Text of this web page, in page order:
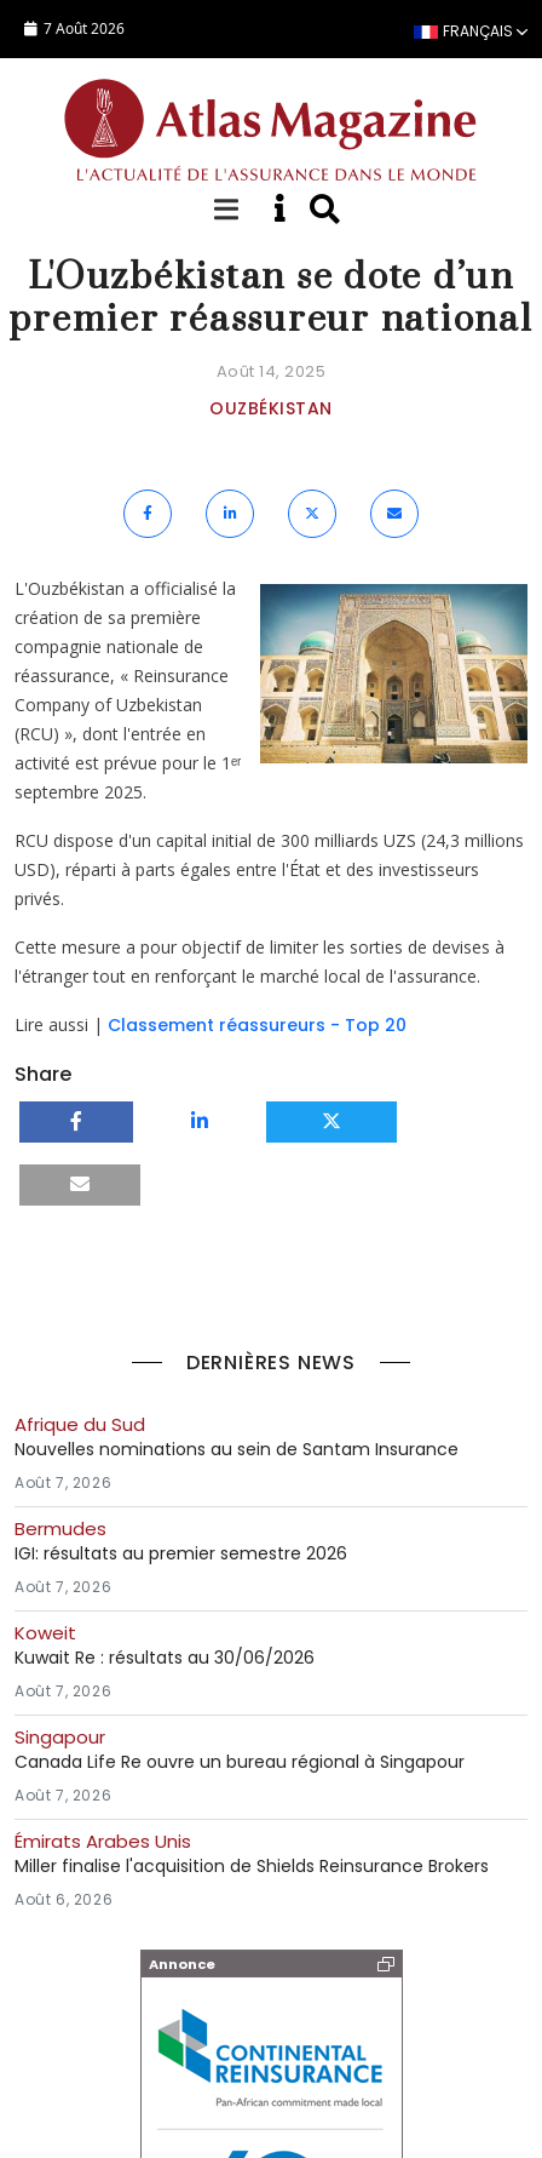
7 Août 2026 FRANÇAIS
ACTUALITÉ
L'Ouzbékistan se dote d’un
premier réassureur national
Août 14, 2025
OUZBÉKISTAN
L'Ouzbékistan a officialisé la
création de sa première
compagnie nationale de
réassurance, « Reinsurance
Company of Uzbekistan
(RCU) », dont l'entrée en
activité est prévue pour le 1ᵉʳ
septembre 2025.
RCU dispose d'un capital initial de 300 milliards UZS (24,3 millions
USD), réparti à parts égales entre l'État et des investisseurs
privés.
Cette mesure a pour objectif de limiter les sorties de devises à
l'étranger tout en renforçant le marché local de l'assurance.
Lire aussi | Classement réassureurs - Top 20
Share
DERNIÈRES NEWS
Afrique du Sud
Nouvelles nominations au sein de Santam Insurance
Août 7, 2026
Bermudes
IGI: résultats au premier semestre 2026
Août 7, 2026
Koweit
Kuwait Re : résultats au 30/06/2026
Août 7, 2026
Singapour
Canada Life Re ouvre un bureau régional à Singapour
Août 7, 2026
Émirats Arabes Unis
Miller finalise l'acquisition de Shields Reinsurance Brokers
Août 6, 2026
Annonce